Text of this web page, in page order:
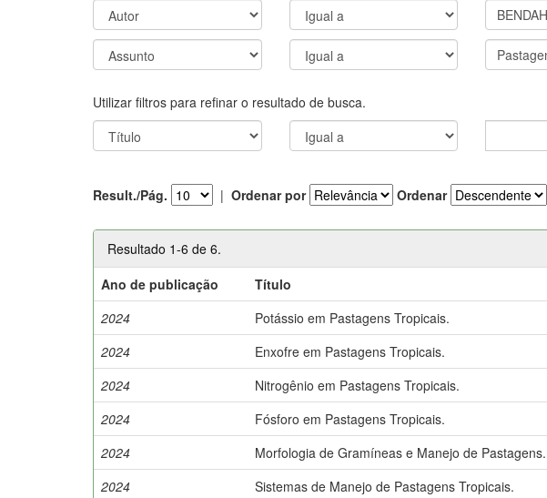
Utilizar filtros para refinar o resultado de busca.
Result./Pág. | Ordenar por Ordenar
Resultado 1-6 de 6.
Ano de publicação
Título
2024
Potássio em Pastagens Tropicais.
2024
Enxofre em Pastagens Tropicais.
2024
Nitrogênio em Pastagens Tropicais.
2024
Fósforo em Pastagens Tropicais.
2024
Morfologia de Gramíneas e Manejo de Pastagens.
2024
Sistemas de Manejo de Pastagens Tropicais.